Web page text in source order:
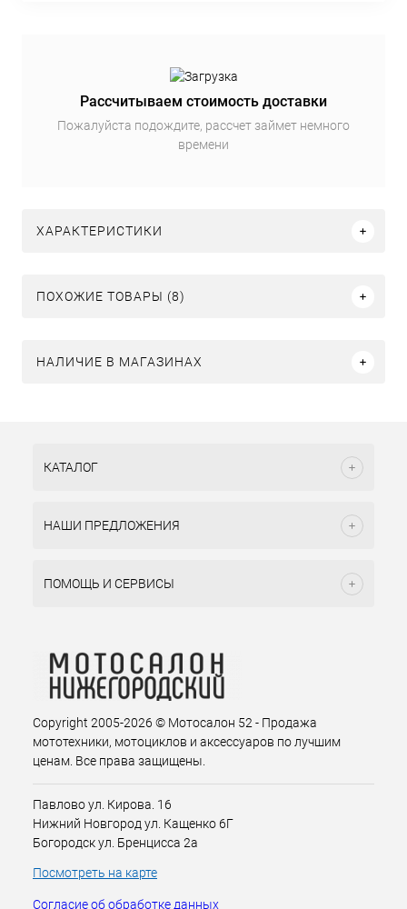
Рассчитываем стоимость доставки
Пожалуйста подождите, рассчет займет немного
времени
ХАРАКТЕРИСТИКИ
ПОХОЖИЕ ТОВАРЫ (8)
НАЛИЧИЕ В МАГАЗИНАХ
КАТАЛОГ
НАШИ ПРЕДЛОЖЕНИЯ
ПОМОЩЬ И СЕРВИСЫ
Copyright 2005-2026 © Мотосалон 52 - Продажа
мототехники, мотоциклов и аксессуаров по лучшим
ценам. Все права защищены.
Павлово ул. Кирова. 16
Нижний Новгород ул. Кащенко 6Г
Богородск ул. Бренцисса 2а
Посмотреть на карте
Согласие об обработке данных